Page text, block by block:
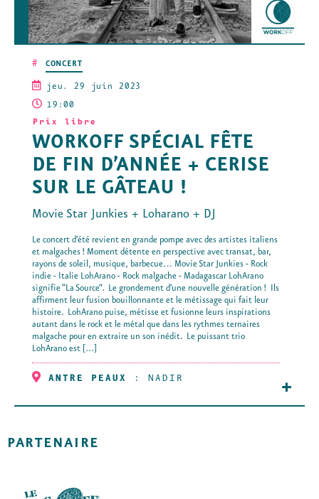
PARTENAIRE
# CONCERT
jeu. 29 juin 2023
19:00
Prix libre
WORKOFF SPÉCIAL FÊTE
DE FIN D’ANNÉE + CERISE
SUR LE GÂTEAU !
Movie Star Junkies + Loharano + DJ
Le concert d’été revient en grande pompe avec des artistes italiens
et malgaches ! Moment détente en perspective avec transat, bar,
rayons de soleil, musique, barbecue… Movie Star Junkies - Rock
indie - Italie LohArano - Rock malgache - Madagascar LohArano
signifie “La Source”. Le grondement d’une nouvelle génération ! Ils
affirment leur fusion bouillonnante et le métissage qui fait leur
histoire. LohArano puise, métisse et fusionne leurs inspirations
autant dans le rock et le métal que dans les rythmes ternaires
malgache pour en extraire un son inédit. Le puissant trio
LohArano est [...]
ANTRE PEAUX : NADIR +